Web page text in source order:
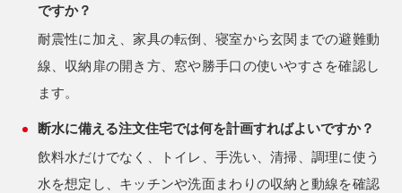
ですか？
耐震性に加え、家具の転倒、寝室から玄関までの避難動
線、収納扉の開き方、窓や勝手口の使いやすさを確認し
ます。
断水に備える注文住宅では何を計画すればよいですか？
飲料水だけでなく、トイレ、手洗い、清掃、調理に使う
水を想定し、キッチンや洗面まわりの収納と動線を確認